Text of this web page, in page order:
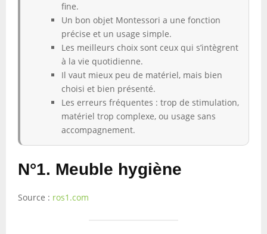
fine.
Un bon objet Montessori a une fonction
précise et un usage simple.
Les meilleurs choix sont ceux qui s’intègrent
à la vie quotidienne.
Il vaut mieux peu de matériel, mais bien
choisi et bien présenté.
Les erreurs fréquentes : trop de stimulation,
matériel trop complexe, ou usage sans
accompagnement.
N°1. Meuble hygiène
Source : ros1.com